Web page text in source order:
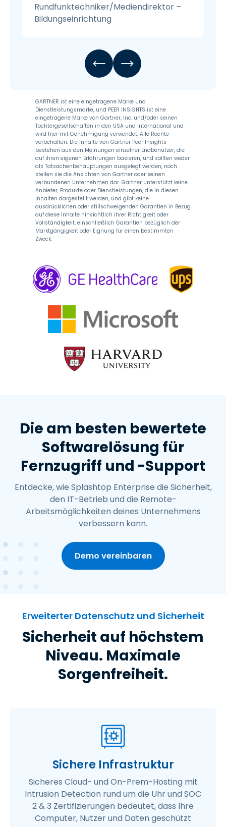
Rundfunktechniker/Mediendirektor –
Bildungseinrichtung
GARTNER ist eine eingetragene Marke und
Dienstleistungsmarke, und PEER INSIGHTS ist eine
eingetragene Marke von Gartner, Inc. und/oder seinen
Tochtergesellschaften in den USA und international und
wird hier mit Genehmigung verwendet. Alle Rechte
vorbehalten. Die Inhalte von Gartner Peer Insights
bestehen aus den Meinungen einzelner Endbenutzer, die
auf ihren eigenen Erfahrungen basieren, und sollten weder
als Tatsachenbehauptungen ausgelegt werden, noch
stellen sie die Ansichten von Gartner oder seinen
verbundenen Unternehmen dar. Gartner unterstützt keine
Anbieter, Produkte oder Dienstleistungen, die in diesen
Inhalten dargestellt werden, und gibt keine
ausdrücklichen oder stillschweigenden Garantien in Bezug
auf diese Inhalte hinsichtlich ihrer Richtigkeit oder
Vollständigkeit, einschließlich Garantien bezüglich der
Marktgängigkeit oder Eignung für einen bestimmten
Zweck.
Die am besten bewertete
Softwarelösung für
Fernzugriff und -Support
Entdecke, wie Splashtop Enterprise die Sicherheit,
den IT-Betrieb und die Remote-
Arbeitsmöglichkeiten deines Unternehmens
verbessern kann.
Demo vereinbaren
Erweiterter Datenschutz und Sicherheit
Sicherheit auf höchstem
Niveau. Maximale
Sorgenfreiheit.
Sichere Infrastruktur
Sicheres Cloud- und On-Prem-Hosting mit
Intrusion Detection rund um die Uhr und SOC
2 & 3 Zertifizierungen bedeutet, dass Ihre
Computer, Nutzer und Daten geschützt